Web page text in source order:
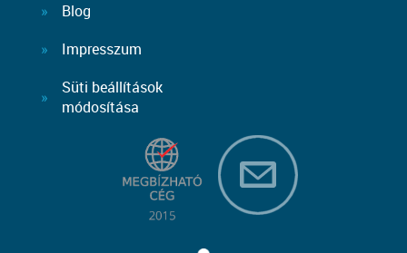
Blog
Impresszum
Süti beállítások
módosítása